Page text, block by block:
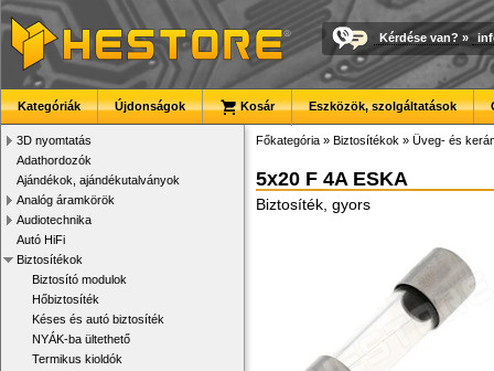
Kérdése van? »
Kategóriák Újdonságok Kosár Eszközök, szolgáltatások
3D nyomtatás
Adathordozók
Ajándékok, ajándékutalványok
Analóg áramkörök
Audiotechnika
Autó HiFi
Biztosítékok
Biztosító modulok
Hőbiztosíték
Késes és autó biztosíték
NYÁK-ba ültethető
Termikus kioldók
Főkategória » Biztosítékok » Üveg- és
5x20 F 4A ESKA
Biztosíték, gyors